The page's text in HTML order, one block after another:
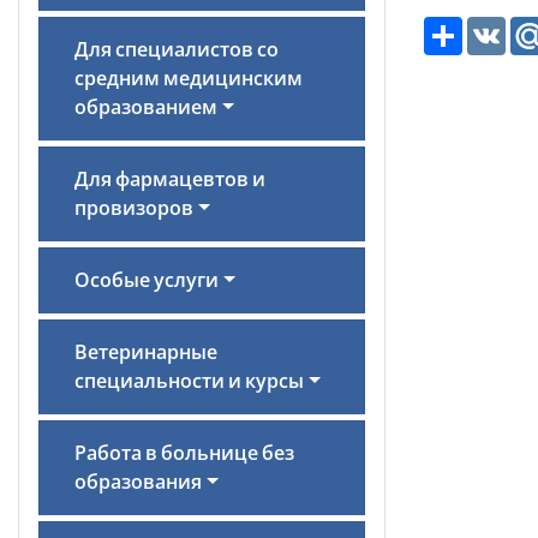
Для специалистов со
средним медицинским
образованием
Для фармацевтов и
провизоров
Особые услуги
Ветеринарные
специальности и курсы
Работа в больнице без
образования
РесурсVK